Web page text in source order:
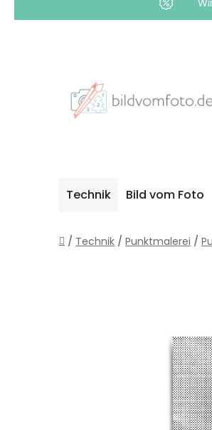
Technik Bild vom Foto
Startseite
/ Technik / Punktmalerei /